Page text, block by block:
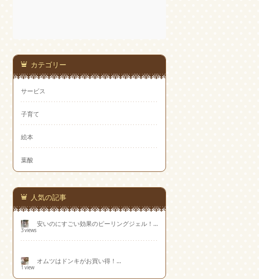
カテゴリー
サービス
子育て
絵本
葉酸
人気の記事
安いのにすごい効果のピーリングジェル！...
3 views
オムツはドンキがお買い得！...
1 view